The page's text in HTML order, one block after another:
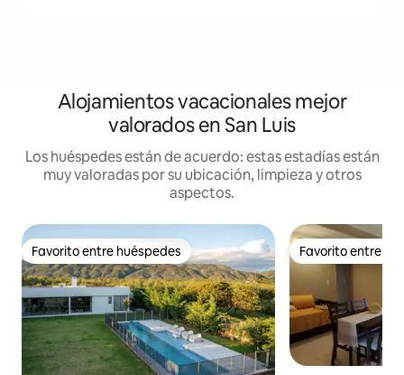
Alojamientos vacacionales mejor
valorados en San Luis
Los huéspedes están de acuerdo: estas estadías están
muy valoradas por su ubicación, limpieza y otros
aspectos.
Favorito entre huéspedes
Favorito entre huéspedes Favorito entre
Favorito entre